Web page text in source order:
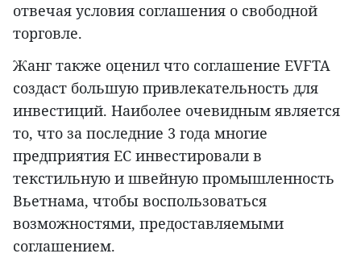
отвечая условия соглашения о свободной
торговле.
Жанг также оценил что соглашение EVFTA
создаст большую привлекательность для
инвестиций. Наиболее очевидным является
то, что за последние 3 года многие
предприятия ЕС инвестировали в
текстильную и швейную промышленность
Вьетнама, чтобы воспользоваться
возможностями, предоставляемыми
соглашением.